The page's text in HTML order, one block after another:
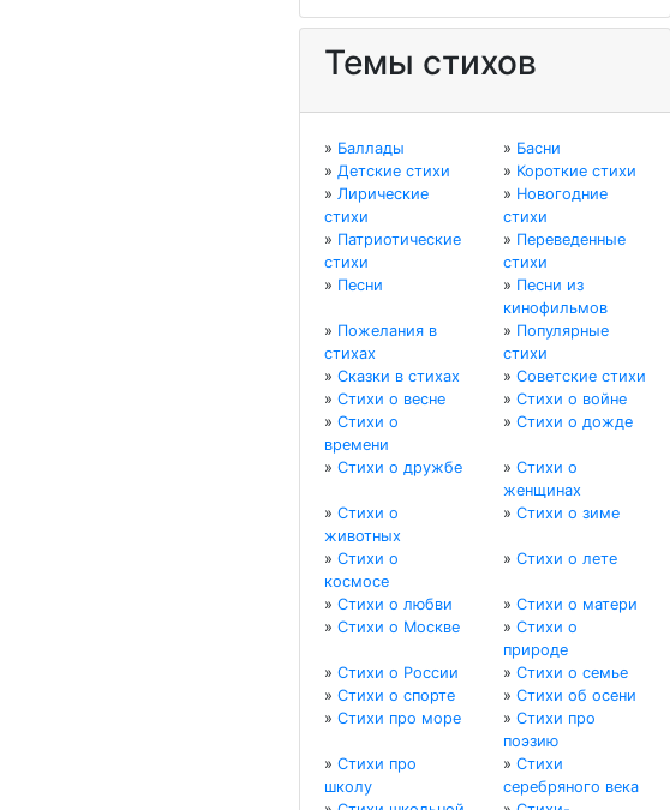
Темы стихов
» Баллады » Басни
» Детские стихи » Короткие стихи
» Лирические
стихи
» Новогодние
стихи
» Патриотические
стихи
» Переведенные
стихи
» Песни » Песни из
кинофильмов
» Пожелания в
стихах
» Популярные
стихи
» Сказки в стихах » Советские стихи
» Стихи о весне » Стихи о войне
» Стихи о
времени
» Стихи о дожде
» Стихи о дружбе » Стихи о
женщинах
» Стихи о
животных
» Стихи о зиме
» Стихи о
космосе
» Стихи о лете
» Стихи о любви » Стихи о матери
» Стихи о Москве » Стихи о
природе
» Стихи о России » Стихи о семье
» Стихи о спорте » Стихи об осени
» Стихи про море » Стихи про
поэзию
» Стихи про
школу
» Стихи
серебряного века